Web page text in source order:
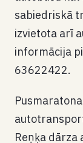
sabiedriskā
izvietota arī
informācija
63622422.
Reņķa dārza